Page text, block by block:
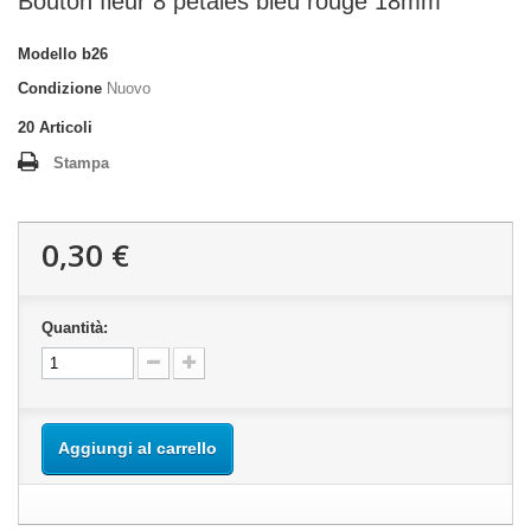
Modello b26
Condizione Nuovo
20 Articoli
Stampa
0,30 €
Quantità:
Aggiungi al carrello